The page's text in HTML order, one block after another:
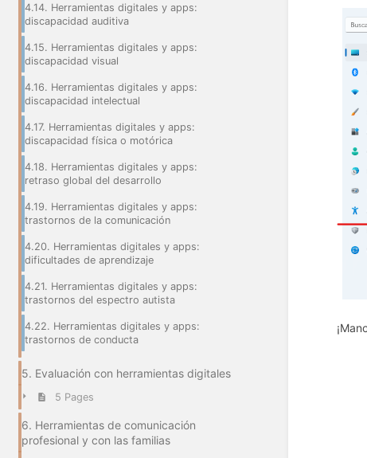
4.14. Herramientas digitales y apps:
discapacidad auditiva
4.15. Herramientas digitales y apps:
discapacidad visual
4.16. Herramientas digitales y apps:
discapacidad intelectual
4.17. Herramientas digitales y apps:
discapacidad física o motórica
4.18. Herramientas digitales y apps:
retraso global del desarrollo
4.19. Herramientas digitales y apps:
trastornos de la comunicación
4.20. Herramientas digitales y apps:
dificultades de aprendizaje
4.21. Herramientas digitales y apps:
trastornos del espectro autista
4.22. Herramientas digitales y apps:
trastornos de conducta
5. Evaluación con herramientas digitales
5 Pages
6. Herramientas de comunicación
profesional y con las familias